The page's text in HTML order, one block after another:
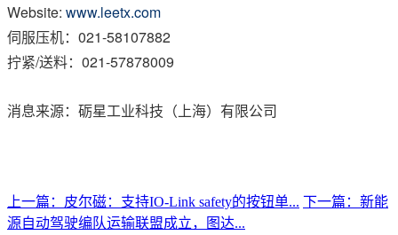
Website: www.leetx.com
伺服压机： 021-58107882
拧紧/送料：021-57878009
消息来源：砺星工业科技（上海）有限公司
上一篇：皮尔磁：支持IO-Link safety的按钮单... 下一篇：新能
源自动驾驶编队运输联盟成立，图达...